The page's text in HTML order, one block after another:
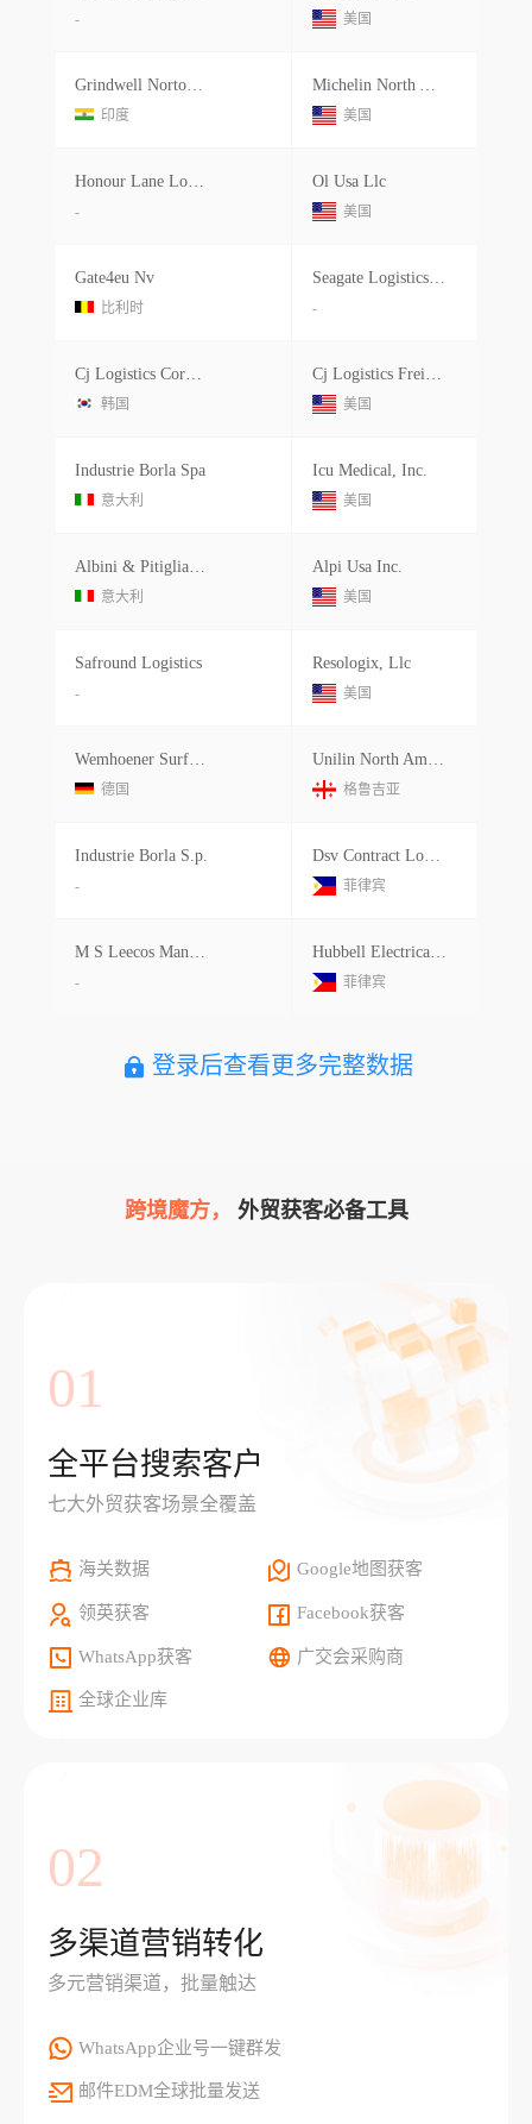
- 美国
Grindwell Norton Ltd
印度
Michelin North America Inc
美国
Honour Lane Logistics
-
Ol Usa Llc
美国
Gate4eu Nv
比利时
Seagate Logistics, Inc.
-
Cj Logistics Corporation
韩国
Cj Logistics Freight America
美国
Industrie Borla Spa
意大利
Icu Medical, Inc.
美国
Albini & Pitigliani S.p.a.
意大利
Alpi Usa Inc.
美国
Safround Logistics
-
Resologix, Llc
美国
Wemhoener Surface Technologies Gmbh
德国
Unilin North America Llc
格鲁吉亚
Industrie Borla S.p.
-
Dsv Contract Logistics
菲律宾
M S Leecos Manufacturing Technology
-
Hubbell Electrical Products
菲律宾
登录后查看更多完整数据
跨境魔方， 外贸获客必备工具
01
全平台搜索客户
七大外贸获客场景全覆盖
海关数据 Google地图获客
领英获客 Facebook获客
WhatsApp获客 广交会采购商
全球企业库
02
多渠道营销转化
多元营销渠道，批量触达
WhatsApp企业号一键群发
邮件EDM全球批量发送